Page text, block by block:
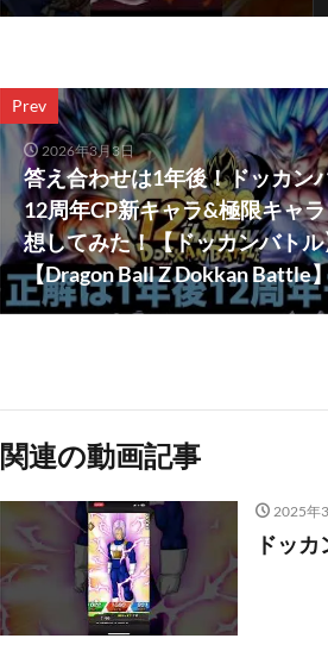
Prev
2026年3月3日
答え合わせは1年後！ドッカン
12周年CP新キャラ&極限キャ
想してみた！【ドッカンバトル
【Dragon Ball Z Dokkan Battle
関連の動画記事
2025年
ドッ